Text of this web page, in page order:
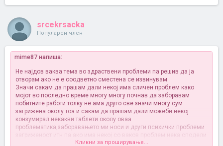
srcekrsacka
Популарен член
mime87 напиша:
Не најдов ваква тема во здраствени проблеми па решив да ја
отворам ако не е соодветно сместена се извинувам
Значи сакам да прашам дали некој има сличен проблем како
мојот во последно време многу многу почнав да заборавам
побитните работи толку не ама друго све значи многу сум
загрижена околу тоа и сакам да прашам дали можеби некој
конзумирал некакви таблети околу оваа
проблематика,заборавањето ми носи и други психички проблеми
загриженост итн па ако има некој со ваков проблем нека сподели
Кликни за проширување...